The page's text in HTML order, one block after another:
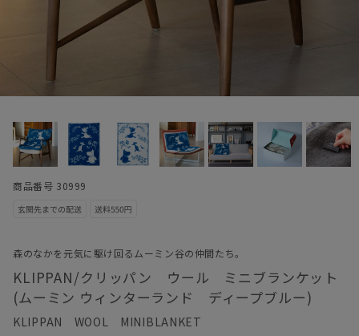
森のなかを元気に駆け回るムーミン谷の仲間たち。
KLIPPAN/クリッパン ウール ミニブランケット
(ムーミン ウィンターランド ディープブルー)
KLIPPAN WOOL MINIBLANKET
商品番号 30999